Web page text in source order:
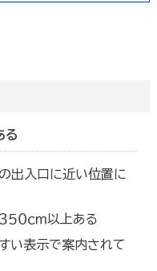
る
出入口に近い位置に
０ｃｍ以上ある
い表示で案内されて